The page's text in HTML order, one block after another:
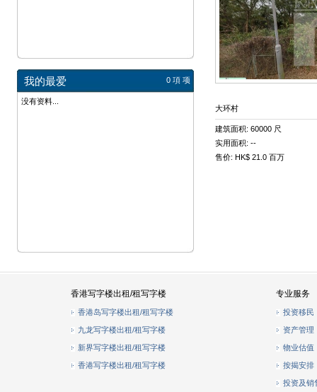
我的最爱 0 項 项
没有资料...
大环村
建筑面积: 60000 尺
实用面积: --
售价: HK$ 21.0 百万
香港写字楼出租/租写字楼
香港岛写字楼出租/租写字楼
九龙写字楼出租/租写字楼
新界写字楼出租/租写字楼
香港写字楼出租/租写字楼
专业服务
投资移民
资产管理
物业估值
按揭安排
投资及销